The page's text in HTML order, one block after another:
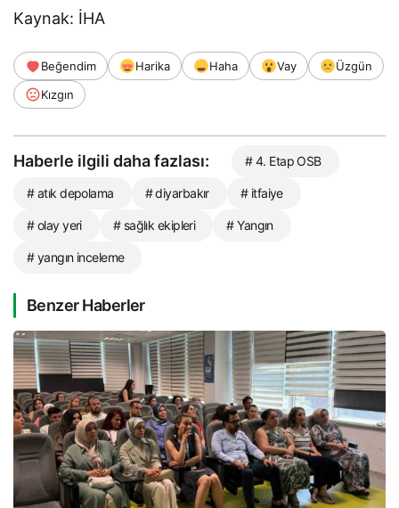
Kaynak: İHA
Beğendim Harika Haha Vay
Üzgün
Kızgın
Haberle ilgili daha fazlası: # 4. Etap OSB
# atık depolama # diyarbakır # itfaiye
# olay yeri # sağlık ekipleri # Yangın
# yangın inceleme
Benzer Haberler